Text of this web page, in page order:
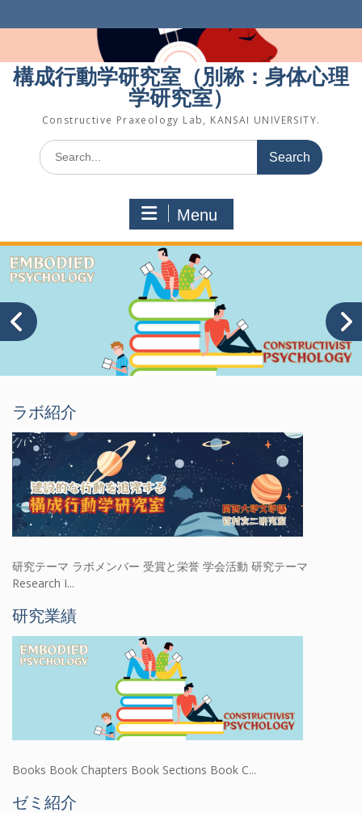
to
構成行動学研究室（別称：身体心理
学研究室）
Constructive Praxeology Lab, KANSAI UNIVERSITY.
Search
for:
Menu
ラボ紹介
研究テーマ ラボメンバー 受賞と栄誉 学会活動 研究テーマ
Research I...
研究業績
Books Book Chapters Book Sections Book C...
ゼミ紹介